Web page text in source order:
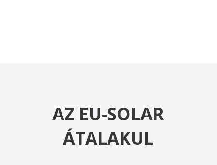
AZ EU-SOLAR
ÁTALAKUL